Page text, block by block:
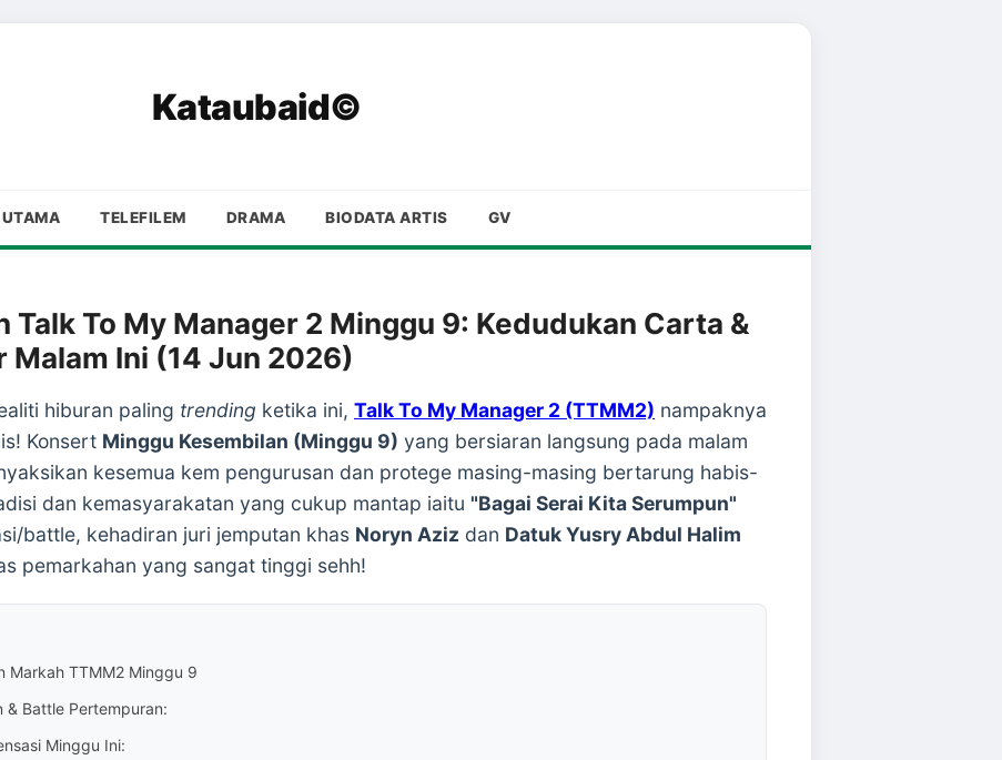
Kataubaid©
UTAMA TELEFILEM DRAMA BIODATA ARTIS GV
Talk To My Manager 2 Minggu 9: Kedudukan Carta &
Malam Ini (14 Jun 2026)
hiburan paling trending ketika ini, Talk To My Manager 2 (TTMM2) nampaknya
Konsert Minggu Kesembilan (Minggu 9) yang bersiaran langsung pada malam
kesemua kem pengurusan dan protege masing-masing bertarung habis-
dan kemasyarakatan yang cukup mantap iaitu "Bagai Serai Kita Serumpun"
battle, kehadiran juri jemputan khas Noryn Aziz dan Datuk Yusry Abdul Halim
pemarkahan yang sangat tinggi sehh!
Markah TTMM2 Minggu 9
& Battle Pertempuran:
Minggu Ini: